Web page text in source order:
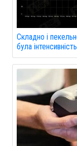
Складно і
була